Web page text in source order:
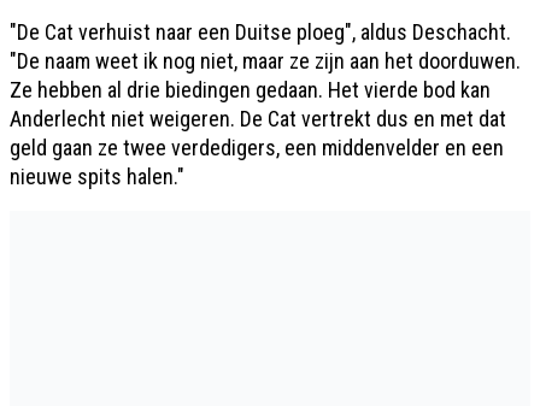
"De Cat verhuist naar een Duitse ploeg", aldus Deschacht.
"De naam weet ik nog niet, maar ze zijn aan het doorduwen.
Ze hebben al drie biedingen gedaan. Het vierde bod kan
Anderlecht niet weigeren. De Cat vertrekt dus en met dat
geld gaan ze twee verdedigers, een middenvelder en een
nieuwe spits halen."